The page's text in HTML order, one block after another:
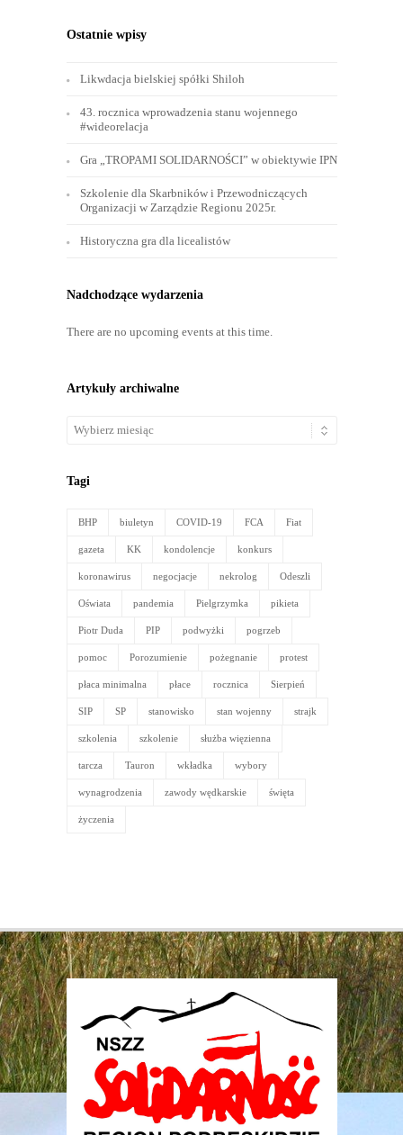
Ostatnie wpisy
Likwdacja bielskiej spółki Shiloh
43. rocznica wprowadzenia stanu wojennego
#wideorelacja
Gra „TROPAMI SOLIDARNOŚCI” w obiektywie IPN
Szkolenie dla Skarbników i Przewodniczących
Organizacji w Zarządzie Regionu 2025r.
Historyczna gra dla licealistów
Nadchodzące wydarzenia
There are no upcoming events at this time.
Artykuły archiwalne
Artykuły
Tagi
BHP biuletyn COVID-19 FCA Fiat
gazeta KK kondolencje konkurs
koronawirus negocjacje nekrolog Odeszli
Oświata pandemia Pielgrzymka pikieta
Piotr Duda PIP podwyżki pogrzeb
pomoc Porozumienie pożegnanie protest
płaca minimalna płace rocznica Sierpień
SIP SP stanowisko stan wojenny strajk
szkolenia szkolenie służba więzienna
tarcza Tauron wkładka wybory
wynagrodzenia zawody wędkarskie święta
życzenia